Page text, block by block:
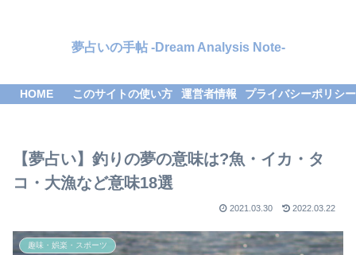
夢占いの手帖 -Dream Analysis Note-
HOME このサイトの使い方 運営者情報 プライバシーポリシー
【夢占い】釣りの夢の意味は?魚・イカ・タ
コ・大漁など意味18選
2021.03.30 2022.03.22
趣味・娯楽・スポーツ